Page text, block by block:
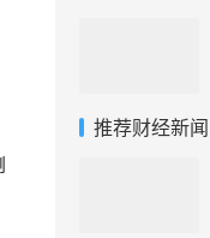
推荐财经新闻